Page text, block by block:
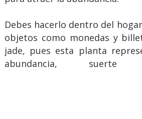
Debes hacerlo dentro del
objetos como monedas y
jade, pues esta planta
abundancia,